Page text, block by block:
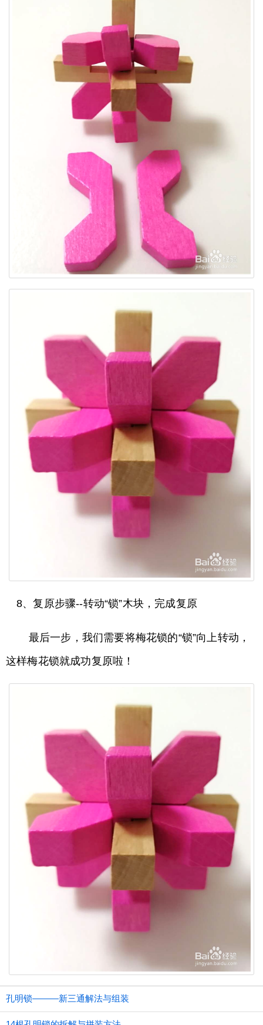
8、复原步骤--转动“锁”木块，完成复原
最后一步，我们需要将梅花锁的“锁”向上转动，
这样梅花锁就成功复原啦！
孔明锁———新三通解法与组装